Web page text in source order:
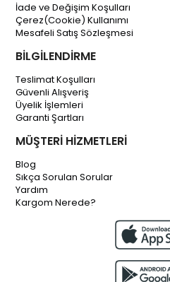
İade ve Değişim Koşulları
Çerez(Cookie) Kullanımı
Mesafeli Satış Sözleşmesi
BİLGİLENDİRME
Teslimat Koşulları
Güvenli Alışveriş
Üyelik İşlemleri
Garanti Şartları
MÜŞTERİ HİZMETLERİ
Blog
Sıkça Sorulan Sorular
Yardım
Kargom Nerede?